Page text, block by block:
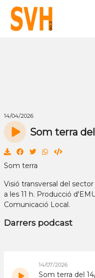
14/04/2026
Som terra
Som terra
Visió transversal del
a les 11 h. Producció
Comunicació Local.
Darrers podcast
14/07/2026
Som terra del